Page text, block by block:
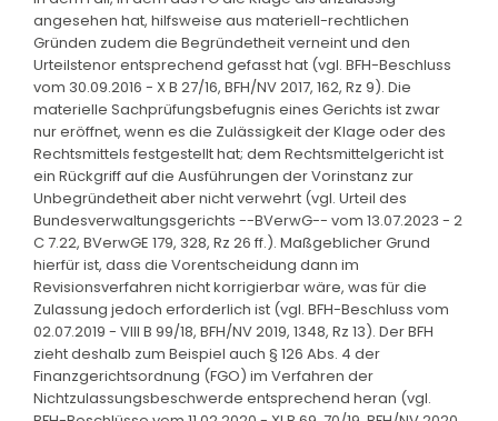
angesehen hat, hilfsweise aus materiell-rechtlichen
Gründen zudem die Begründetheit verneint und den
Urteilstenor entsprechend gefasst hat (vgl. BFH-Beschluss
vom 30.09.2016 - X B 27/16, BFH/NV 2017, 162, Rz 9). Die
materielle Sachprüfungsbefugnis eines Gerichts ist zwar
nur eröffnet, wenn es die Zulässigkeit der Klage oder des
Rechtsmittels festgestellt hat; dem Rechtsmittelgericht ist
ein Rückgriff auf die Ausführungen der Vorinstanz zur
Unbegründetheit aber nicht verwehrt (vgl. Urteil des
Bundesverwaltungsgerichts --BVerwG-- vom 13.07.2023 - 2
C 7.22, BVerwGE 179, 328, Rz 26 ff.). Maßgeblicher Grund
hierfür ist, dass die Vorentscheidung dann im
Revisionsverfahren nicht korrigierbar wäre, was für die
Zulassung jedoch erforderlich ist (vgl. BFH-Beschluss vom
02.07.2019 - VIII B 99/18, BFH/NV 2019, 1348, Rz 13). Der BFH
zieht deshalb zum Beispiel auch § 126 Abs. 4 der
Finanzgerichtsordnung (FGO) im Verfahren der
Nichtzulassungsbeschwerde entsprechend heran (vgl.